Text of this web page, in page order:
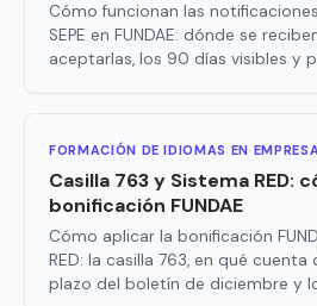
Cómo funcionan las
SEPE en FUNDAE: dónde se
aceptarlas, los 90 días visibles y
FORMACIÓN DE IDIOMAS EN
Casilla 763 y Sistema RED:
bonificación FUNDAE
Cómo aplicar la bonificación
RED: la casilla 763, en qué
plazo del boletín de diciembre y